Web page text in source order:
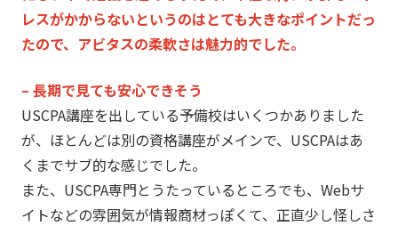
レスがかからないというのはとても大きなポイントだっ
たので、アビタスの柔軟さは魅力的でした。
– 長期で見ても安心できそう
USCPA講座を出している予備校はいくつかありました
が、 ほとんどは別の資格講座がメインで、 USCPAはあ
くまでサブ的な感じでした。
また、USCPA専門とうたっているところでも、 Webサ
イトなどの雰囲気が情報商材っぽくて、 正直少し怪しさ